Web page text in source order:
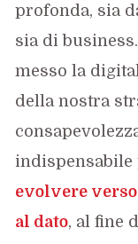
profonda, sia
sia di
messo la
della nostra
indispensabile
evolvere
al dato, al fine